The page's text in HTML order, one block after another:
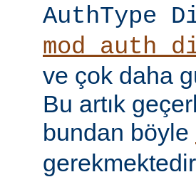
AuthType
ve çok daha
Bu artık
bundan böyle